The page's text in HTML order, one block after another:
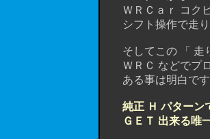
ＷＲＣａｒ コクピ
シフト操作で走り
そしてこの 「 走り
ＷＲＣ などでプロ
ある事は明白です
純正 Ｈ パターン
ＧＥＴ 出来る唯